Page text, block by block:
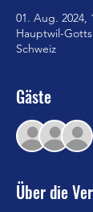
01. Aug. 2024,
Hauptwil-
Schweiz
Gäste
Über die